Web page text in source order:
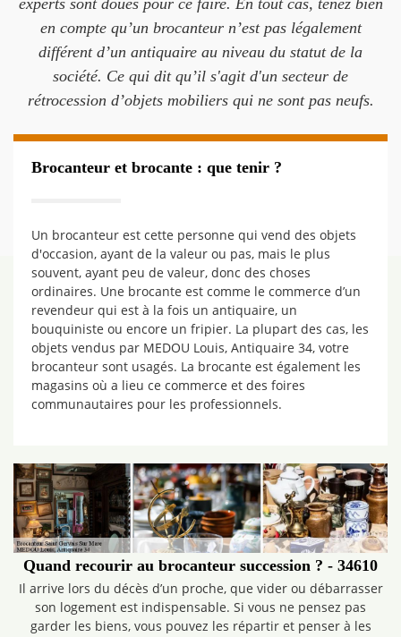
experts sont doués pour ce faire. En tout cas, tenez bien
en compte qu’un brocanteur n’est pas légalement
différent d’un antiquaire au niveau du statut de la
société. Ce qui dit qu’il s'agit d'un secteur de
rétrocession d’objets mobiliers qui ne sont pas neufs.
Brocanteur et brocante : que tenir ?
Un brocanteur est cette personne qui vend des objets
d'occasion, ayant de la valeur ou pas, mais le plus
souvent, ayant peu de valeur, donc des choses
ordinaires. Une brocante est comme le commerce d’un
revendeur qui est à la fois un antiquaire, un
bouquiniste ou encore un fripier. La plupart des cas, les
objets vendus par MEDOU Louis, Antiquaire 34, votre
brocanteur sont usagés. La brocante est également les
magasins où a lieu ce commerce et des foires
communautaires pour les professionnels.
Quand recourir au brocanteur succession ? - 34610
Il arrive lors du décès d’un proche, que vider ou débarrasser
son logement est indispensable. Si vous ne pensez pas
garder les biens, vous pouvez les répartir et penser à les